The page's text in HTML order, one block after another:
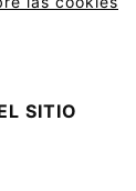
SITIO